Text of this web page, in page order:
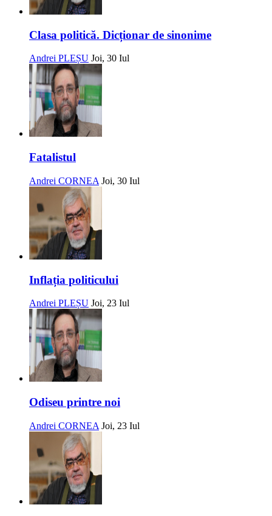
Clasa politică. Dicționar de sinonime
Andrei PLEȘU Joi, 30 Iul
Fatalistul
Andrei CORNEA Joi, 30 Iul
Inflația politicului
Andrei PLEȘU Joi, 23 Iul
Odiseu printre noi
Andrei CORNEA Joi, 23 Iul